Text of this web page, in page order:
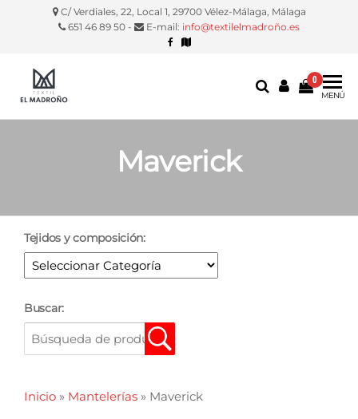
C/ Verdiales, 22, Local 1, 29700 Vélez-Málaga, Málaga
651 46 89 50 -
E-mail: info@textilelmadroño.es
Madroño
silla, etc.
0
MENÚ
Maverick
Tejidos y composición:
Buscar:
Inicio » Mantelerías » Maverick